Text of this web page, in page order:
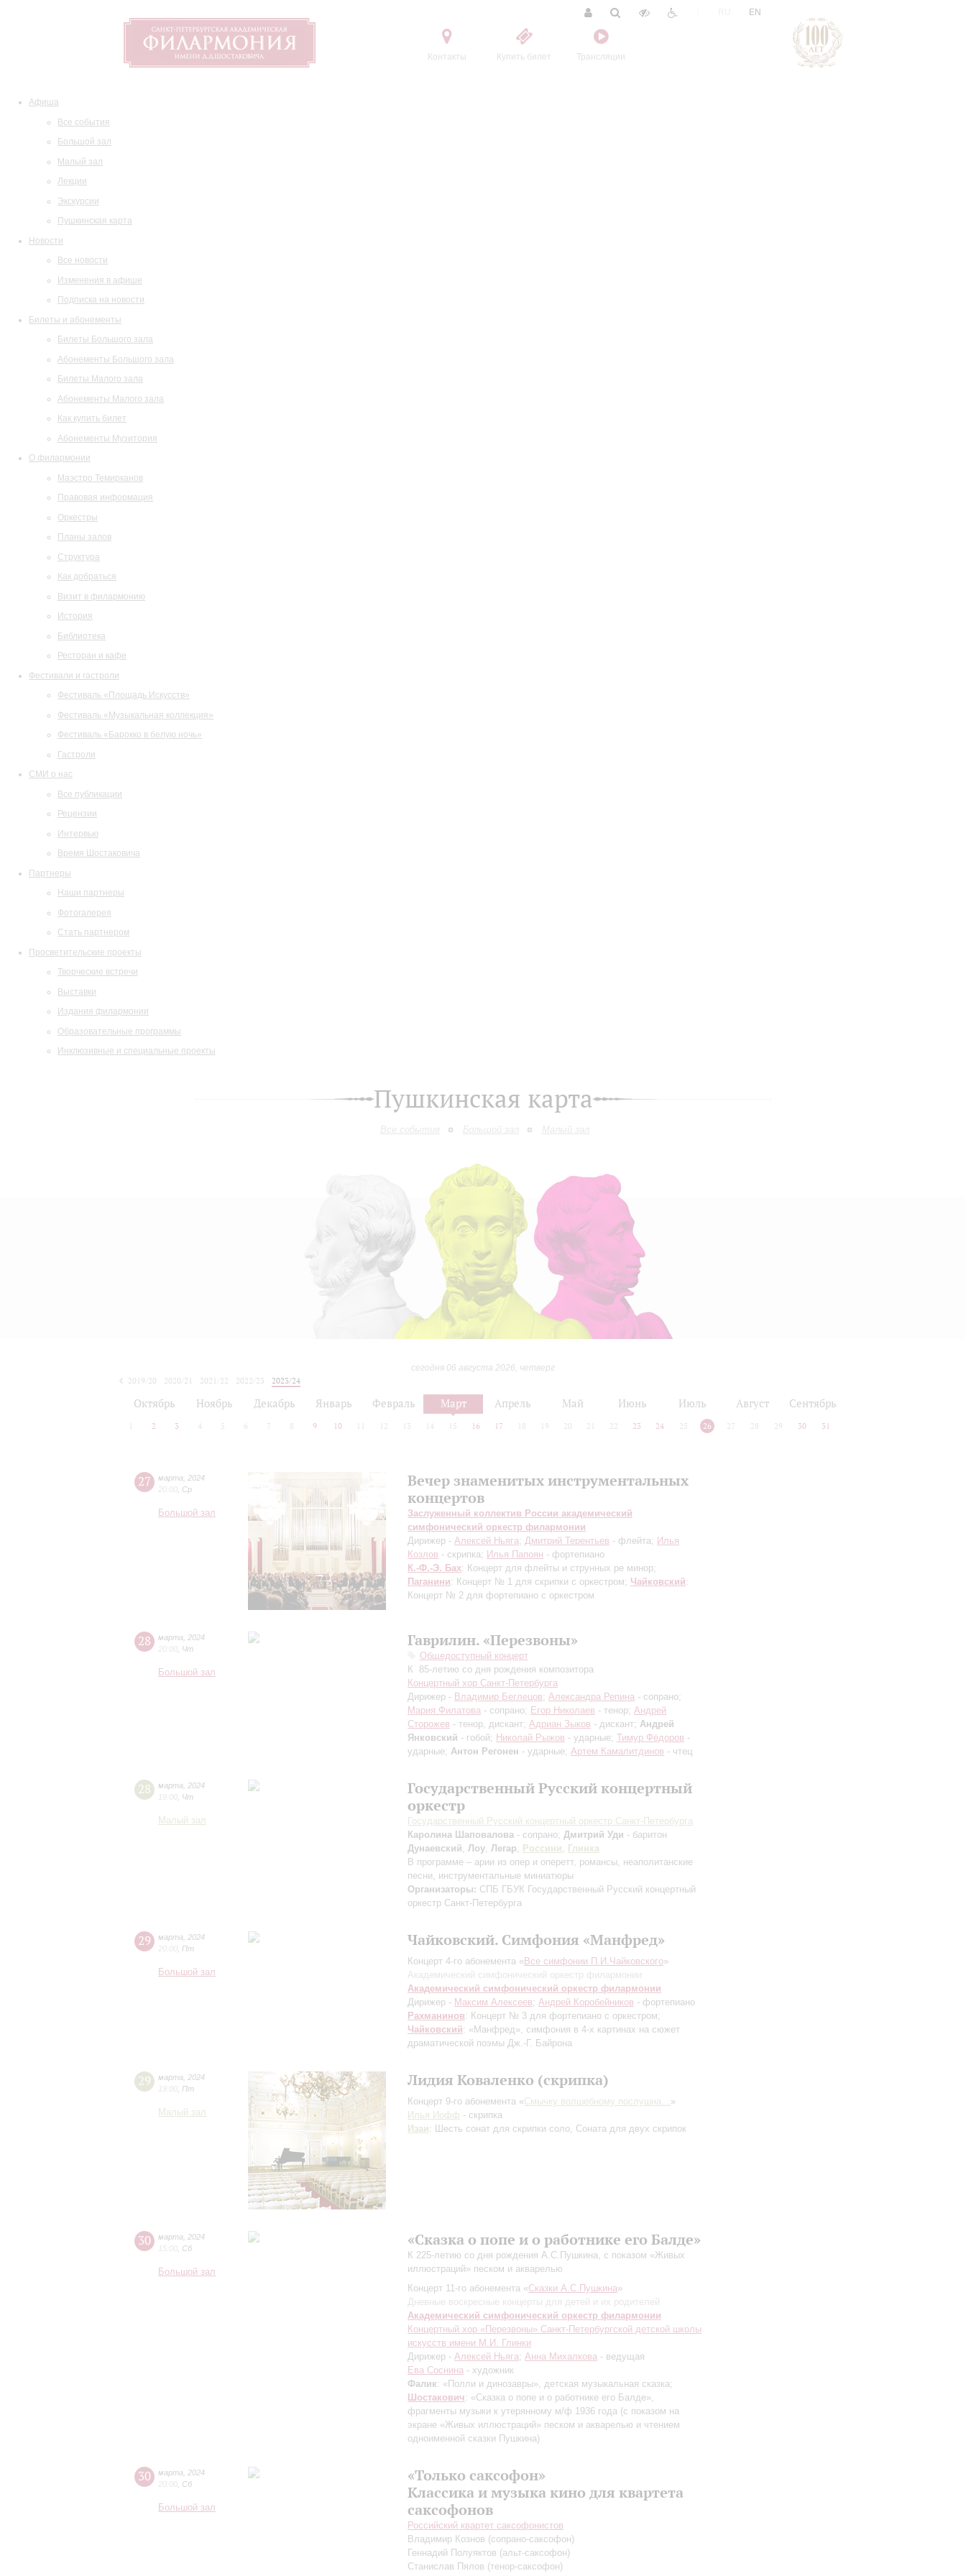
Контакты Купить билет Трансляции
EN
Афиша
Все события
Большой зал
Малый зал
Лекции
Экскурсии
Пушкинская карта
Новости
Все новости
Изменения в афише
Подписка на новости
Билеты и абонементы
Билеты Большого зала
Абонементы Большого зала
Билеты Малого зала
Абонементы Малого зала
Как купить билет
Абонементы Музитория
О филармонии
Маэстро Темирканов
Правовая информация
Оркестры
Планы залов
Структура
Как добраться
Визит в филармонию
История
Библиотека
Ресторан и кафе
Фестивали и гастроли
Фестиваль «Площадь Искусств»
Фестиваль «Музыкальная коллекция»
Фестиваль «Барокко в белую ночь»
Гастроли
СМИ о нас
Все публикации
Рецензии
Интервью
Время Шостаковича
Партнеры
Наши партнеры
Фотогалерея
Стать партнером
Просветительские проекты
Творческие встречи
Выставки
Издания филармонии
Образовательные программы
Инклюзивные и специальные проекты
Пушкинская карта
Все события Большой зал Малый зал
сегодня 06 августа 2026, четверг
2019/20
2020/21 2021/22 2022/23
2023/24
Октябрь Ноябрь Декабрь Январь Февраль Март Апрель Май Июнь Июль Август Сентябрь
2 3 4 5 6 7 8 9 10 12 13 14 15 16 17 18 19 20 21 22 23 24 25 26 27 28 29 30 31
27 марта
2024
20:00 Ср
Большой зал
Вечер знаменитых инструментальных
концертов
Заслуженный коллектив России академический
симфонический оркестр филармонии
Дирижер - Алексей Ньяга; Дмитрий Терентьев - флейта; Илья
Козлов - скрипка; Илья Папоян - фортепиано
К.-Ф.-Э. Бах: Концерт для флейты и струнных ре минор;
Паганини: Концерт № 1 для скрипки с оркестром; Чайковский:
Концерт № 2 для фортепиано с оркестром
28 марта
2024
20:00 Чт
Большой зал
Гаврилин. «Перезвоны»
Общедоступный концерт
К 85-летию со дня рождения композитора
Концертный хор Санкт-Петербурга
Дирижер - Владимир Беглецов; Александра Репина - сопрано;
Мария Филатова - сопрано; Егор Николаев - тенор; Андрей
Сторожев - тенор, дискант; Адриан Зыков - дискант; Андрей
Янковский - гобой; Николай Рыжов - ударные; Тимур Фёдоров -
ударные; Антон Регонен - ударные; Артем Камалитдинов - чтец
28 марта
2024
19:00 Чт
Малый зал
Государственный Русский концертный
оркестр
Государственный Русский концертный оркестр Санкт-Петербурга
Каролина Шаповалова - сопрано; Дмитрий Уди - баритон
Дунаевский, Лоу, Легар, Россини, Глинка
В программе – арии из опер и оперетт, романсы, неаполитанские
песни, инструментальные миниатюры
Организаторы: СПБ ГБУК Государственный Русский концертный
оркестр Санкт-Петербурга
29 марта
2024
20:00 Пт
Большой зал
Чайковский. Симфония «Манфред»
Концерт 4-го абонемента « Все симфонии П.И.Чайковского»
Академический симфонический оркестр филармонии
Академический симфонический оркестр филармонии
Дирижер - Максим Алексеев; Андрей Коробейников - фортепиано
Рахманинов: Концерт № 3 для фортепиано с оркестром;
Чайковский: «Манфред», симфония в 4-х картинах на сюжет
драматической поэмы Дж.-Г. Байрона
29 марта
2024
19:00 Пт
Малый зал
Лидия Коваленко (скрипка)
Концерт 9-го абонемента «Смычку волшебному послушна… »
Илья Иофф - скрипка
Изаи: Шесть сонат для скрипки соло, Соната для двух скрипок
30 марта
2024
15:00 Сб
Большой зал
«Сказка о попе и о работнике его Балде»
К 225-летию со дня рождения А.С.Пушкина, с показом «Живых
иллюстраций» песком и акварелью
Концерт 11-го абонемента «Сказки А.С.Пушкина»
Дневные воскресные концерты для детей и их родителей
Академический симфонический оркестр филармонии
Концертный хор «Перезвоны» Санкт-Петербургской детской школы
искусств имени М.И. Глинки
Дирижер - Алексей Ньяга; Анна Михалкова - ведущая
Ева Соснина - художник
Фалик: «Полли и динозавры», детская музыкальная сказка;
Шостакович: «Сказка о попе и о работнике его Балде»,
фрагменты музыки к утерянному м/ф 1936 года (с показом на
экране «Живых иллюстраций» песком и акварелью и чтением
одноименной сказки Пушкина)
30 марта
2024
20:00 Сб
Большой зал
«Только саксофон»
Классика и музыка кино для квартета
саксофонов
Российский квартет саксофонистов
Владимир Кознов (сопрано-саксофон)
Геннадий Полуяктов (альт-саксофон)
Станислав Пялов (тенор-саксофон)